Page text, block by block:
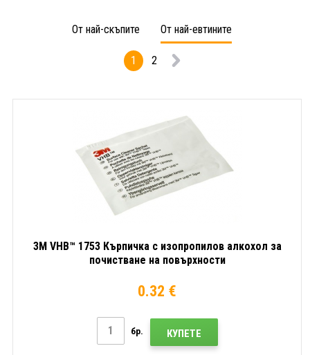
1
Steel
Cleaner
600
мл
мл
От най-скъпите От най-евтините
1 2
3M VHB™ 1753 Кърпичка с изопропилов алкохол за
почистване на повърхности
0.32 €
бр. КУПЕТЕ